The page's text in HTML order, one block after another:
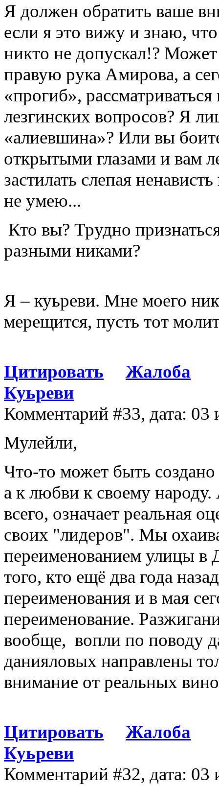
Я должен обратить ваше
если я это вижу и знаю,
никто не допускал!?
правую рука Амирова, а
«прогиб»,
лезгинских вопросов? Я
«алиевшина»? Или вы
открытыми глазами и вам
застилать слепая
не умею...
Кто вы? Трудно
разными никами?
Я – куьреви. Мне моего
мерещится, пусть тот
Цитировать
Жалоба
Куьреви
Комментарий #33, дата:
Мулейли,
Что-то может быть
а к любви к своему
всего, означает реальная
своих "лидеров". Мы
переименованием улицы в
того, кто ещё два года
переименования и в мая
переименование.
вообще, вопли по поводу
данияловых направлены
внимание от реальных
Цитировать
Жалоба
Куьреви
Комментарий #32, дата: